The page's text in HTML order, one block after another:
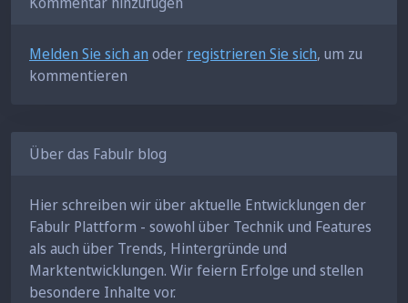
Melden Sie sich an oder registrieren Sie sich, um zu
kommentieren
Über das Fabulr blog
Hier schreiben wir über aktuelle Entwicklungen der
Fabulr Plattform - sowohl über Technik und Features
als auch über Trends, Hintergründe und
Marktentwicklungen. Wir feiern Erfolge und stellen
besondere Inhalte vor.